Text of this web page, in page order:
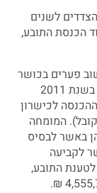
לשנים
הכנסת התובע,
פערים בכושר
ההשתכרות, לרבות חישוב לפי הכנסת הנתבעת בשנת 2011
במועד הנישואין, ייחוס 50% מההכנסה לכישרון
של 20% (במקום 10%, כמקובל). המומחה
באשר לבסיס
לקביעה
בלבד. לטענת התובע,